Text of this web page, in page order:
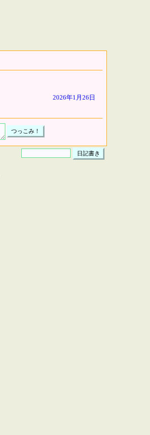
2026年1月26日